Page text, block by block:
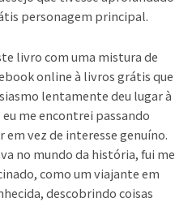
personagem principal.
livro com uma mistura de
online à livros grátis que
lentamente deu lugar à
me encontrei passando
vez de interesse genuíno.
no mundo da história, fui me
como um viajante em
descobrindo coisas